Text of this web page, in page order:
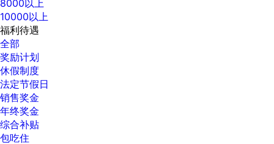
8000以上
10000以上
福利待遇
全部
奖励计划
休假制度
法定节假日
销售奖金
年终奖金
综合补贴
包吃住